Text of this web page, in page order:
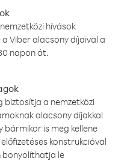
hívások
Viber alacsony díjaival a
napon át.
biztosítja a nemzetközi
alacsony díjakkal
is meg kellene
konstrukcióval
bonyolíthatja le